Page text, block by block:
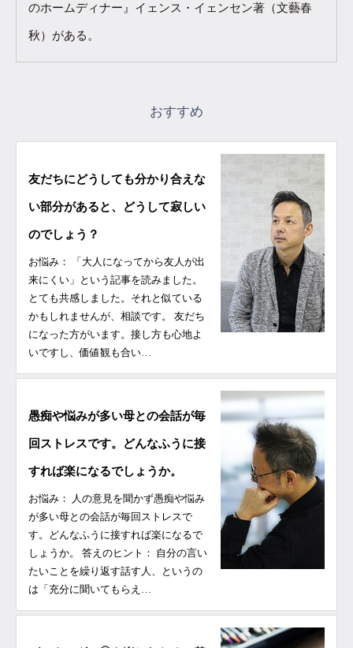
のホームディナー』イェンス・イェンセン著（文藝春
秋）がある。
おすすめ
友だちにどうしても分かり合えな
い部分があると、どうして寂しい
のでしょう？
お悩み： 「大人になってから友人が出
来にくい」という記事を読みました。
とても共感しました。それと似ている
かもしれませんが、相談です。 友だち
になった方がいます。接し方も心地よ
いですし、価値観も合い…
愚痴や悩みが多い母との会話が毎
回ストレスです。どんなふうに接
すれば楽になるでしょうか。
お悩み： ⼈の意⾒を聞かず愚痴や悩み
が多い⺟との会話が毎回ストレスで
す。どんなふうに接すれば楽になるで
しょうか。 答えのヒント： 自分の言い
たいことを繰り返す話す人、というの
は「充分に聞いてもらえ…